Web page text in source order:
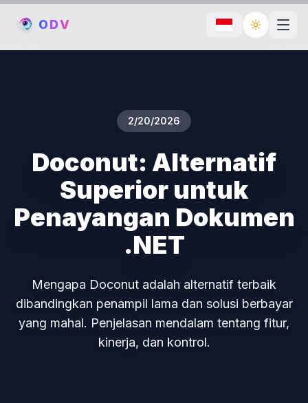
ODV Toggle
2/20/2026
Doconut: Alternatif
Superior untuk
Penayangan Dokumen
.NET
Mengapa Doconut adalah alternatif terbaik
dibandingkan penampil lama dan solusi berbayar
yang mahal. Penjelasan mendalam tentang fitur,
kinerja, dan kontrol.